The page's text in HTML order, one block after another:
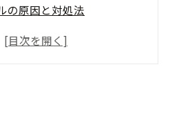
の原因と対処法
康状態のサインとその意味